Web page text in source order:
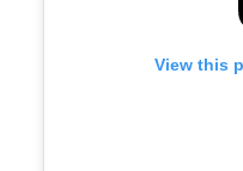
View this